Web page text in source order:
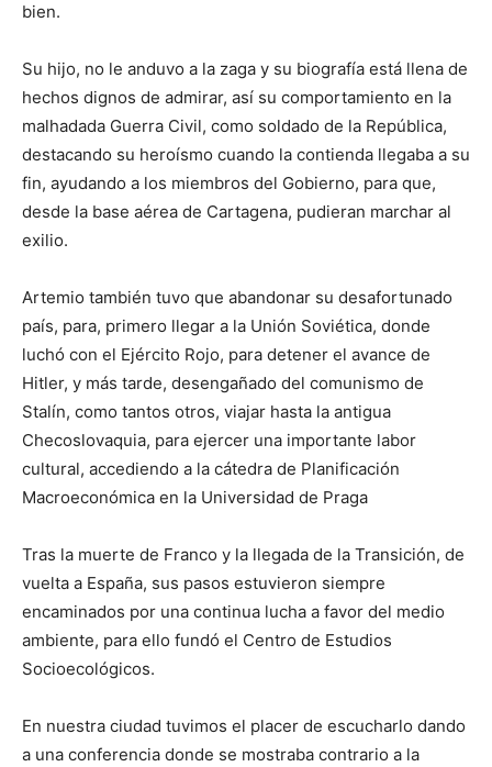
bien.
Su hijo, no le anduvo a la zaga y su biografía está llena de
hechos dignos de admirar, así su comportamiento en la
malhadada Guerra Civil, como soldado de la República,
destacando su heroísmo cuando la contienda llegaba a su
fin, ayudando a los miembros del Gobierno, para que,
desde la base aérea de Cartagena, pudieran marchar al
exilio.
Artemio también tuvo que abandonar su desafortunado
país, para, primero llegar a la Unión Soviética, donde
luchó con el Ejército Rojo, para detener el avance de
Hitler, y más tarde, desengañado del comunismo de
Stalín, como tantos otros, viajar hasta la antigua
Checoslovaquia, para ejercer una importante labor
cultural, accediendo a la cátedra de Planificación
Macroeconómica en la Universidad de Praga
Tras la muerte de Franco y la llegada de la Transición, de
vuelta a España, sus pasos estuvieron siempre
encaminados por una continua lucha a favor del medio
ambiente, para ello fundó el Centro de Estudios
Socioecológicos.
En nuestra ciudad tuvimos el placer de escucharlo dando
a una conferencia donde se mostraba contrario a la